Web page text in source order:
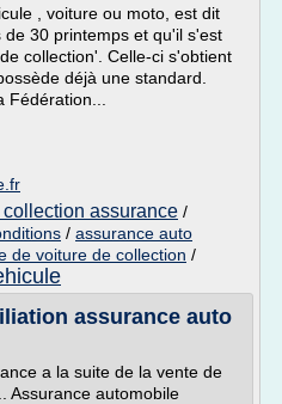
, voiture ou moto, est dit
30 printemps et qu'il s'est
collection'. Celle-ci s'obtient
déjà une standard.
assurance /
/ assurance auto
de voiture de collection /
assurance auto
a la suite de la vente de
Assurance automobile